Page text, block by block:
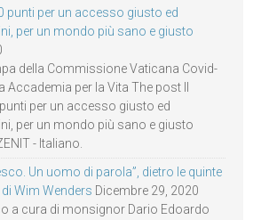
punti per un accesso giusto ed
per un mondo più sano e giusto
della Commissione Vaticana Covid-
Accademia per la Vita The post Il
per un accesso giusto ed
per un mondo più sano e giusto
- Italiano.
Un uomo di parola”, dietro le quinte
Wim Wenders Dicembre 29, 2020
a cura di monsignor Dario Edoardo